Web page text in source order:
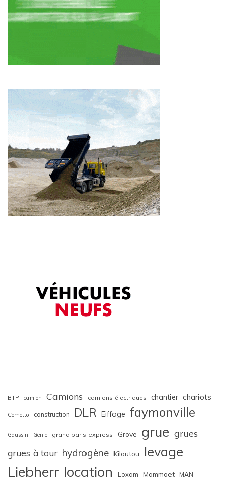
BTP camion Camions camions électriques chantier chariots
Cometto construction DLR Eiffage faymonville
Gaussin Genie grand paris express Grove grue grues
grues à tour hydrogène Kiloutou levage
Liebherr location Loxam Mammoet MAN